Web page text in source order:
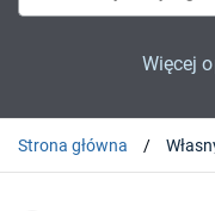
Więcej
Strona główna